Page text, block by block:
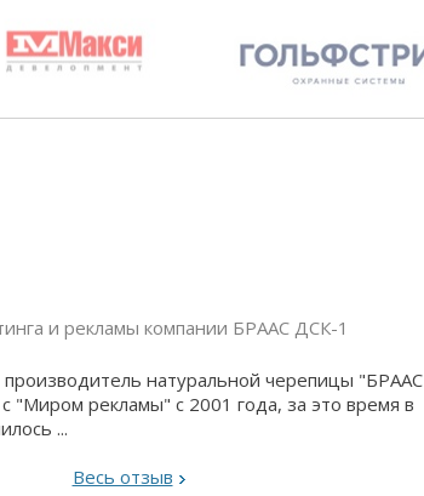
и рекламы компании БРААС ДСК-1
натуральной черепицы "БРААС
"Миром рекламы" с 2001 года, за это время в
...
Весь отзыв